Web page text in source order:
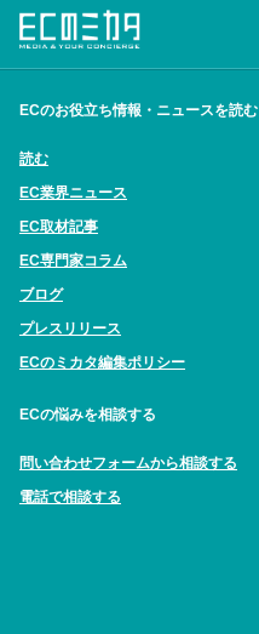
ECのお役立ち情報・ニュースを読む
読む
EC業界ニュース
EC取材記事
EC専門家コラム
ブログ
プレスリリース
ECのミカタ編集ポリシー
ECの悩みを相談する
問い合わせフォームから相談する
電話で相談する